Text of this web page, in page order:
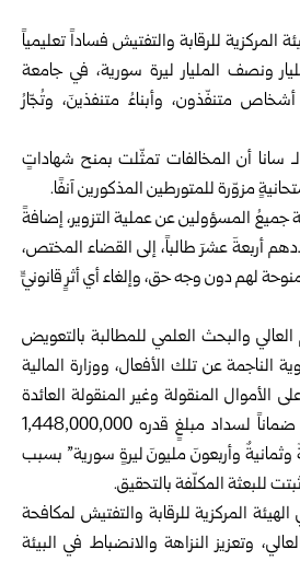
المركزية للرقابة والتفتيش فساداً تعليمياً
ونصف المليار ليرة سورية، في جامعة
متنفّذون، وأبناءُ متنفذينَ، وتُجّارُ
سانا أن المخالفات تمثّلت بمنح شهاداتٍ
مزوّرة للمتورطين المذكورين آنفًا.
جميعُ المسؤولين عن عملية التزوير، إضافةً
أربعةَ عشرَ طالباً، إلى القضاء المختص،
لهم دون وجه حق، وإلغاء أي أثرٍ قانونيٍّ
العالي والبحث العلمي للمطالبة بالتعويض
الناجمة عن تلك الأفعال، ووزارة المالية
الأموال المنقولة وغير المنقولة العائدة
لمالكي الجامعة المذكورة، ضماناً لسداد مبلغٍ قدره 1,448,000,000
وثمانيةٌ وأربعونَ مليونَ ليرةٍ سورية” بسبب
للبعثة المكلّفة بالتحقيق.
المركزية للرقابة والتفتيش لمكافحة
وتعزيز النزاهة والانضباط في البيئة